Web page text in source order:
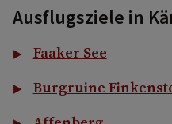
Ausflugsziele in
Faaker See
Burgruine